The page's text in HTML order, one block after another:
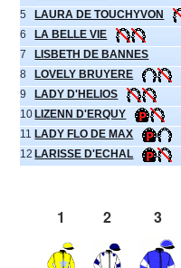
5
LAURA DE TOUCHYVON
6
LA BELLE VIE
7
LISBETH DE BANNES
8
LOVELY BRUYERE
9
LADY D'HELIOS
10 LIZENN D'ERQUY
11 LADY FLO DE MAX
12 LARISSE D'ECHAL
1 2 3